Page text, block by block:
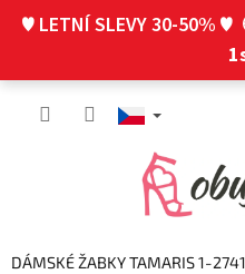
♥ LETNÍ SLEVY 30-50% ♥
DÁMSKÉ ŽABKY TAMARIS 1-